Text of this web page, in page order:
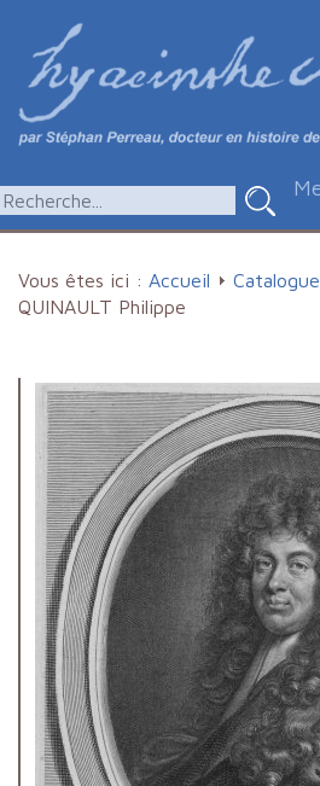
Vous êtes ici : Accueil Catalogue
QUINAULT Philippe